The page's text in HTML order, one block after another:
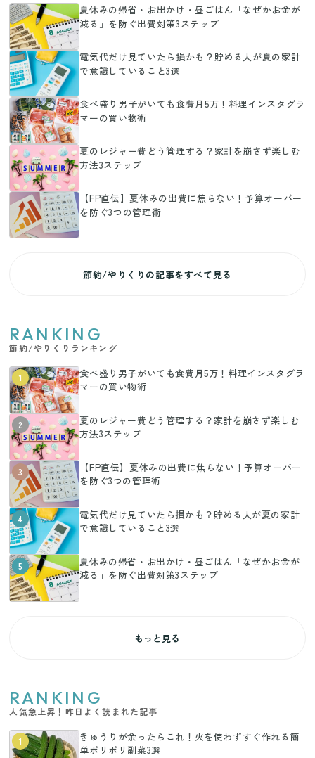
夏休みの帰省・お出かけ・昼ごはん「なぜかお金が
減る」を防ぐ出費対策3ステップ
電気代だけ見ていたら損かも？貯める人が夏の家計
で意識していること3選
食べ盛り男子がいても食費月5万！料理インスタグラ
マーの買い物術
夏のレジャー費どう管理する？家計を崩さず楽しむ
方法3ステップ
【FP直伝】夏休みの出費に焦らない！予算オーバー
を防ぐ3つの管理術
節約/やりくりの記事をすべて見る
RANKING
節約/やりくりランキング
1
食べ盛り男子がいても食費月5万！料理インスタグラ
マーの買い物術
2
夏のレジャー費どう管理する？家計を崩さず楽しむ
方法3ステップ
3
【FP直伝】夏休みの出費に焦らない！予算オーバー
を防ぐ3つの管理術
4
電気代だけ見ていたら損かも？貯める人が夏の家計
で意識していること3選
5
夏休みの帰省・お出かけ・昼ごはん「なぜかお金が
減る」を防ぐ出費対策3ステップ
もっと見る
RANKING
人気急上昇！昨日よく読まれた記事
1
きゅうりが余ったらこれ！火を使わずすぐ作れる簡
単ポリポリ副菜3選